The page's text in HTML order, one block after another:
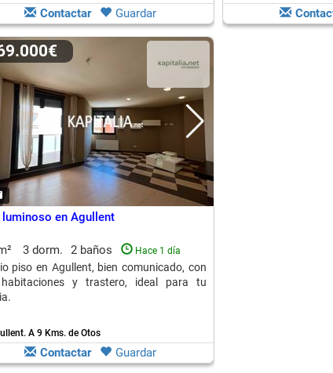
Contactar Guardar
en Agullent
3 dorm. 2 baños Hace 1 día
piso en Agullent, bien comunicado, con
y trastero, ideal para tu
A 9 Kms. de Otos
Contactar Guardar